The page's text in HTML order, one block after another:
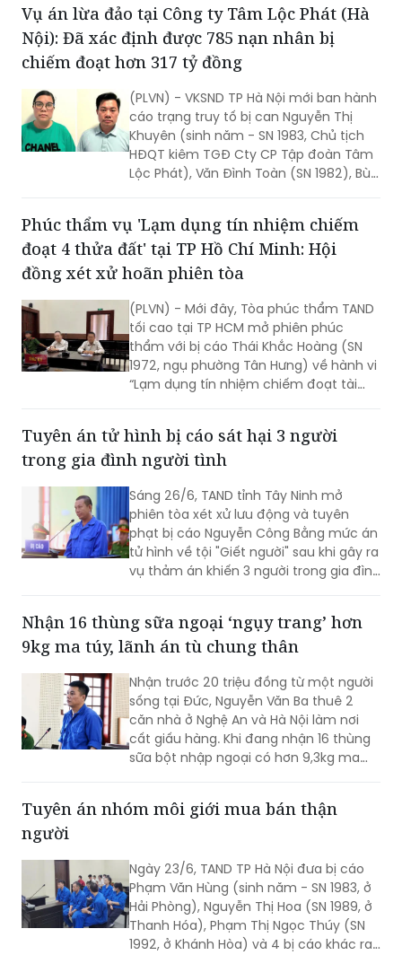
Vụ án lừa đảo tại Công ty Tâm Lộc Phát (Hà
Nội): Đã xác định được 785 nạn nhân bị
chiếm đoạt hơn 317 tỷ đồng
(PLVN) - VKSND TP Hà Nội mới ban hành
cáo trạng truy tố bị can Nguyễn Thị
Khuyên (sinh năm - SN 1983, Chủ tịch
HĐQT kiêm TGĐ Cty CP Tập đoàn Tâm
Lộc Phát), Văn Đình Toàn (SN 1982), Bùi
chiếm đoạt tài sản”.
Phúc thẩm vụ 'Lạm dụng tín nhiệm chiếm
đoạt 4 thửa đất' tại TP Hồ Chí Minh: Hội
đồng xét xử hoãn phiên tòa
(PLVN) - Mới đây, Tòa phúc thẩm TAND
tối cao tại TP HCM mở phiên phúc
thẩm với bị cáo Thái Khắc Hoàng (SN
1972, ngụ phường Tân Hưng) về hành vi
“Lạm dụng tín nhiệm chiếm đoạt tài
Tuyên án tử hình bị cáo sát hại 3 người
trong gia đình người tình
Sáng 26/6, TAND tỉnh Tây Ninh mở
phiên tòa xét xử lưu động và tuyên
phạt bị cáo Nguyễn Công Bằng mức án
tử hình về tội "Giết người" sau khi gây ra
vụ thảm án khiến 3 người trong gia đình
Nhận 16 thùng sữa ngoại ‘ngụy trang’ hơn
9kg ma túy, lãnh án tù chung thân
Nhận trước 20 triệu đồng từ một người
sống tại Đức, Nguyễn Văn Ba thuê 2
căn nhà ở Nghệ An và Hà Nội làm nơi
cất giấu hàng. Khi đang nhận 16 thùng
sữa bột nhập ngoại có hơn 9,3kg ma
Tuyên án nhóm môi giới mua bán thận
người
Ngày 23/6, TAND TP Hà Nội đưa bị cáo
Phạm Văn Hùng (sinh năm - SN 1983, ở
Hải Phòng), Nguyễn Thị Hoa (SN 1989, ở
Thanh Hóa), Phạm Thị Ngọc Thúy (SN
1992, ở Khánh Hòa) và 4 bị cáo khác ra